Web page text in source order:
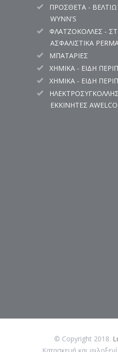
ΠΡΟΣΘΕΤΑ -
WYNN'S
ΦΛΑΤΖΟΚΟΛΛΕΣ -
ΑΣΦΑΛΙΣΤΙΚΑ
ΜΠΑΤΑΡΙΕΣ
ΧΗΜΙΚΑ - ΕΙΔΗ
ΧΗΜΙΚΑ - ΕΙΔΗ
ΕΚΚΙΝΗΤΕΣ AWELCO
© Copyright 2018.